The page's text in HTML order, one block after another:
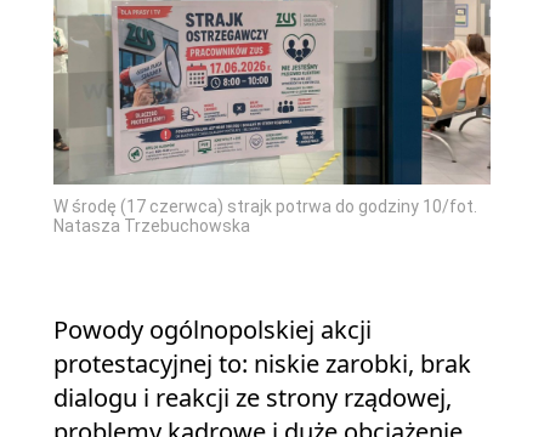
W środę (17 czerwca) strajk potrwa do godziny 10/fot.
Natasza Trzebuchowska
Powody ogólnopolskiej akcji
protestacyjnej to: niskie zarobki, brak
dialogu i reakcji ze strony rządowej,